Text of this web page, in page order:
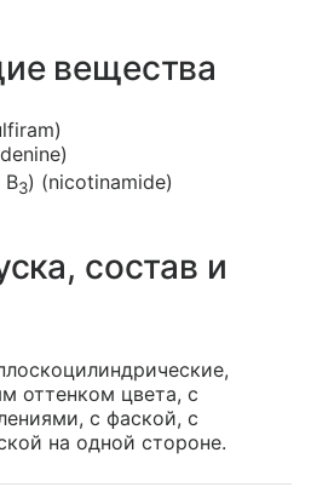
вещества
В3) (nicotinamide)
состав и
оттенком цвета, с
с фаской, с
на одной стороне.